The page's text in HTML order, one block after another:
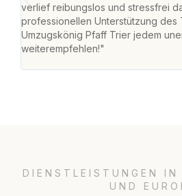
verlief reibungslos und stressfrei
professionellen Unterstützung des
Umzugskönig Pfaff Trier jedem
weiterempfehlen!"
DIENSTLEISTUNGEN IN
UND